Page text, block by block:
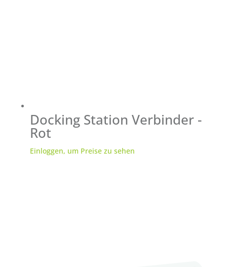
Docking Station Verbinder -
Rot
Einloggen, um Preise zu sehen